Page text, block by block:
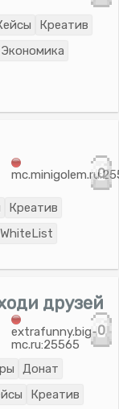
Креатив
Экономика
0
Креатив
друзей
extrafunny.big-
mc.ru:25565
0
Донат
Креатив